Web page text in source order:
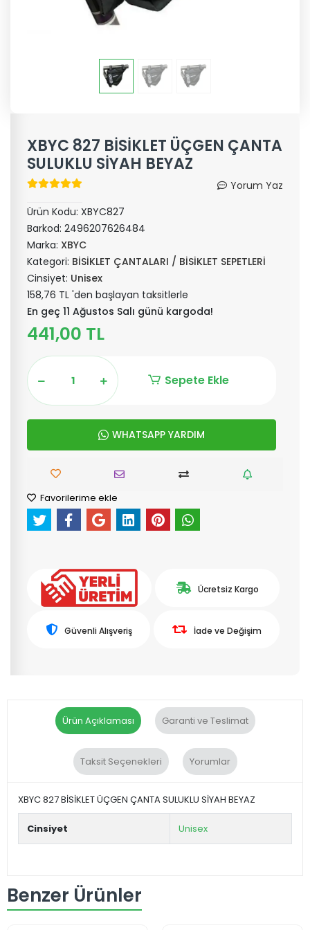
XBYC 827 BİSİKLET ÜÇGEN ÇANTA
SULUKLU SİYAH BEYAZ
Yorum Yaz
Ürün Kodu: XBYC827
Barkod: 2496207626484
Marka: XBYC
Kategori: BİSİKLET ÇANTALARI / BİSİKLET SEPETLERİ
Cinsiyet: Unisex
158,76 TL 'den başlayan taksitlerle
En geç 11 Ağustos Salı günü kargoda!
441,00 TL
Sepete Ekle
WHATSAPP YARDIM
Favorilerime ekle
Ücretsiz Kargo
Güvenli Alışveriş İade ve Değişim
Ürün Açıklaması Garanti ve Teslimat
Taksit Seçenekleri Yorumlar
XBYC 827 BİSİKLET ÜÇGEN ÇANTA SULUKLU SİYAH BEYAZ
Cinsiyet Unisex
Benzer Ürünler